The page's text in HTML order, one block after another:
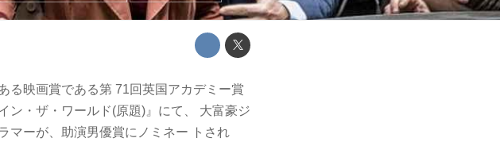
る映画賞である第 71回英国アカデミー賞
ン・ザ・ワールド(原題)』にて、 大富豪ジ
マーが、助演男優賞にノミネー トされ